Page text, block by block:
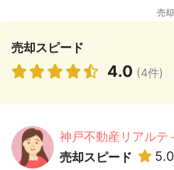
売却スピード
4.0 (4件)
神戸不動産リアルテ
売却スピード
5.0